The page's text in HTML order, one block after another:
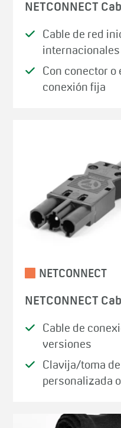
NETCONNECT
Cable de red
internacionales
Con conector o
conexión fija
NETCONNECT
NETCONNECT
Cable de
versiones
Clavija/toma
personalizada